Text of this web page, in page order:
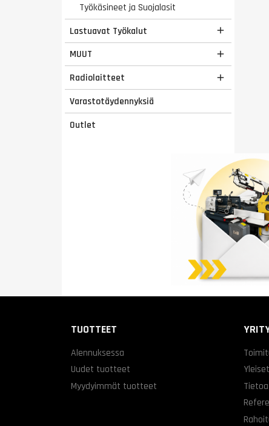
Työkäsineet ja Suojalasit
Lastuavat Työkalut

MUUT 
Radiolaitteet 
Varastotäydennyksiä
Outlet
TUOTTEET
Alennuksessa
Uudet tuotteet
Myydyimmät tuotteet